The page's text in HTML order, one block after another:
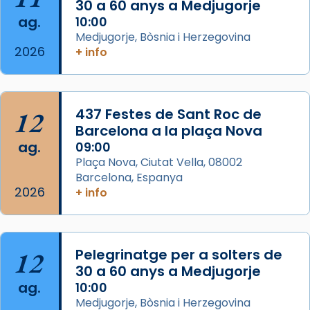
Photo
View on Facebook ·
Jaume, fill de Zebedeu, és juntament amb el
seu germà Joan i Pere un dels que
acompanyava més de prop Jesús.
Segons el llibre dels Fets (12,2) fou el primer
apòstol màrtir, decapitat a Jerusalem per
Herodes Agripa (vers l'any 44).
Regnes castellans i més tard de tota
Espanya.
El seu sepulcre a Compostela fou un gran
ag.
2026
30 a 60 anys a Medjugorje
10:00
Medjugorje, Bòsnia i Herzegovina
+ info
12
ag.
2026
437 Festes de Sant Roc de
Barcelona a la plaça Nova
09:00
Plaça Nova, Ciutat Vella, 08002
Barcelona, Espanya
+ info
12
ag.
Pelegrinatge per a solters de
30 a 60 anys a Medjugorje
10:00
Medjugorje, Bòsnia i Herzegovina